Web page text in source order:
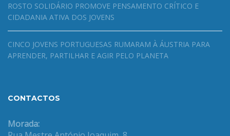
ROSTO SOLIDÁRIO PROMOVE PENSAMENTO CRÍTICO E
CIDADANIA ATIVA DOS JOVENS
CINCO JOVENS PORTUGUESAS RUMARAM À ÁUSTRIA PARA
APRENDER, PARTILHAR E AGIR PELO PLANETA
CONTACTOS
Morada: